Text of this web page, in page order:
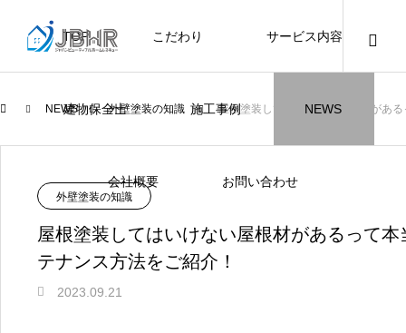
TOP こだわり サービス内容
建物保全士 施工事例 NEWS
会社概要 お問い合わせ
JBHR横浜の施工事例
ニュース ブログ
NEWS 外壁塗装の知識 屋根塗装してはいけない屋根材があ
外壁塗装の知識
屋根塗装してはいけない屋根材があるって
テナンス方法をご紹介！
2023.09.21